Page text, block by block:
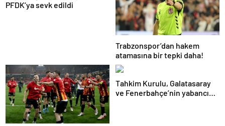
PFDK’ya sevk edildi
Trabzonspor’dan hakem
atamasına bir tepki daha!
Tahkim Kurulu, Galatasaray
ve Fenerbahçe’nin yabancı